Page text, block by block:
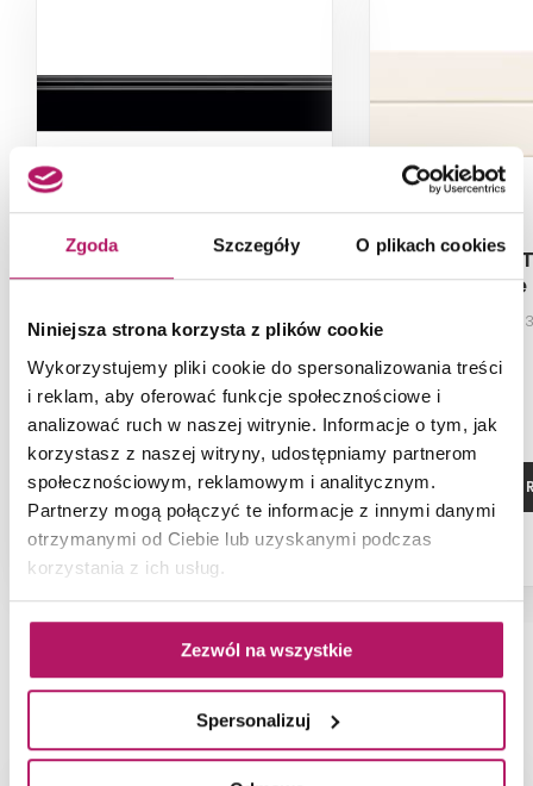
Zgoda Szczegóły O plikach cookies
Niniejsza strona korzysta z plików cookie
Wykorzystujemy pliki cookie do spersonalizowania treści
i reklam, aby oferować funkcje społecznościowe i
analizować ruch w naszej witrynie. Informacje o tym, jak
korzystasz z naszej witryny, udostępniamy partnerom
społecznościowym, reklamowym i analitycznym.
Partnerzy mogą połączyć te informacje z innymi danymi
otrzymanymi od Ciebie lub uzyskanymi podczas
korzystania z ich usług.
Zezwól na wszystkie
Spersonalizuj
Tubądzin Palazzo 3
Listwa, 11,5x59,8 cm
ZOBACZ PRODUKT
Tubądzin
White
Płytka
ZOBACZ
NAJNOWSZE ARTYKUŁY